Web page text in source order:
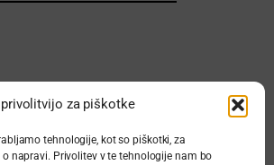
za piškotke
tehnologije, kot so piškotki, za
napravi. Privolitev v te tehnologije nam bo
vstopnic